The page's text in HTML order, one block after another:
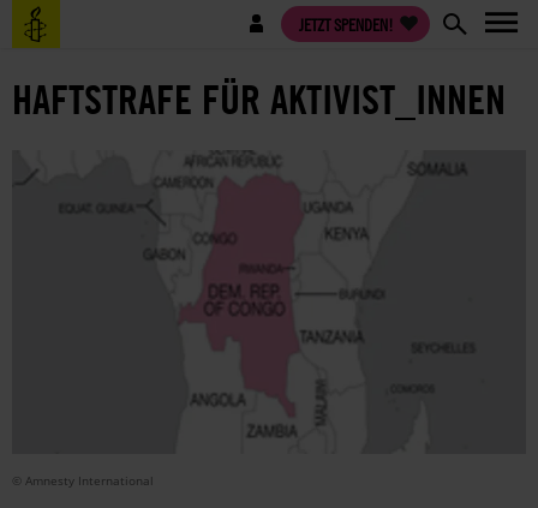
Direkt
zum
Benutzermenü JETZT SPENDEN!
HAFTSTRAFE FÜR AKTIVIST_INNEN
© Amnesty International